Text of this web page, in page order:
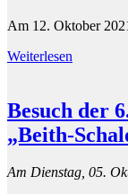
Am 12. Oktober
Weiterlesen
Besuch der
„Beith-
Am Dienstag, 05.